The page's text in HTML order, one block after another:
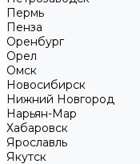
Пермь
Пенза
Оренбург
Орел
Омск
Новосибирск
Нижний Новгород
Нарьян-Мар
Хабаровск
Ярославль
Якутск